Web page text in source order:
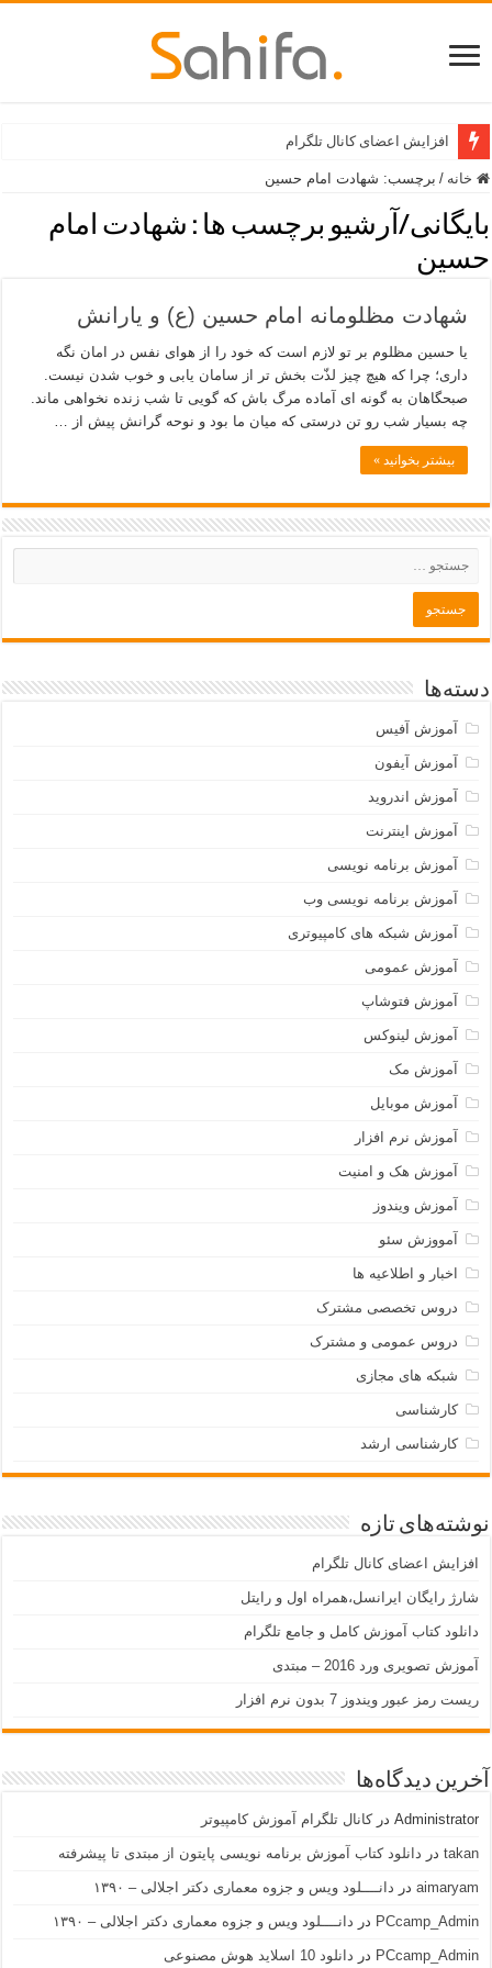
افزایش اعضای کانال تلگرام
خانه / برچسب: شهادت امام حسین
بایگانی/آرشیو برچسب ها : شهادت امام
حسین
شهادت مظلومانه امام حسین (ع) و یارانش
یا حسین مظلوم بر تو لازم است که خود را از هوای نفس در امان نگه
داری؛ چرا که هیچ چیز لذّت بخش تر از سامان یابی و خوب شدن نیست.
صبحگاهان به گونه ای آماده مرگ باش که گویی تا شب زنده نخواهی ماند.
چه بسیار شب رو تن درستی که میان ما بود و نوحه گرانش پیش از …
بیشتر بخوانید »
دسته‌ها
آموزش آفیس
آموزش آیفون
آموزش اندروید
آموزش اینترنت
آموزش برنامه نویسی
آموزش برنامه نویسی وب
آموزش شبکه های کامپیوتری
آموزش عمومی
آموزش فتوشاپ
آموزش لینوکس
آموزش مک
آموزش موبایل
آموزش نرم افزار
آموزش هک و امنیت
آموزش ویندوز
آمووزش سئو
اخبار و اطلاعیه ها
دروس تخصصی مشترک
دروس عمومی و مشترک
شبکه های مجازی
کارشناسی
کارشناسی ارشد
نوشته‌های تازه
افزایش اعضای کانال تلگرام
شارژ رایگان ایرانسل،همراه اول و رایتل
دانلود کتاب آموزش کامل و جامع تلگرام
آموزش تصویری ورد 2016 – مبتدی
ریست رمز عبور ویندوز 7 بدون نرم افزار
آخرین دیدگاه‌ها
Administrator درکانال تلگرام آموزش کامپیوتر
takan در دانلود کتاب آموزش برنامه نویسی پایتون از مبتدی تا پیشرفته
aimaryam در دانــــلود ویس و جزوه معماری دکتر اجلالی – ۱۳۹۰
PCcamp_Admin در دانــــلود ویس و جزوه معماری دکتر اجلالی – ۱۳۹۰
PCcamp_Admin در دانلود 10 اسلاید هوش مصنوعی